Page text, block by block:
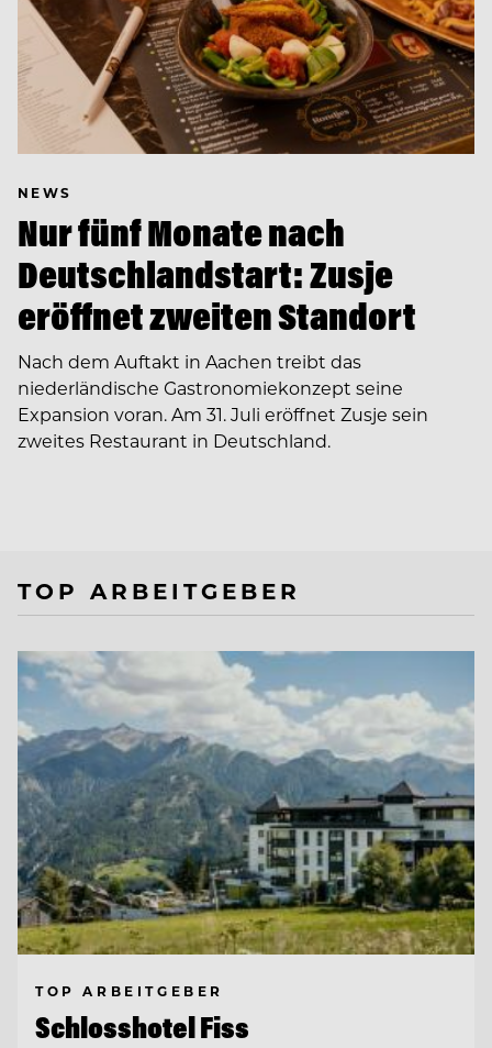
NEWS
Nur fünf Monate nach
Deutschlandstart: Zusje
eröffnet zweiten Standort
Nach dem Auftakt in Aachen treibt das
niederländische Gastronomiekonzept seine
Expansion voran. Am 31. Juli eröffnet Zusje sein
zweites Restaurant in Deutschland.
TOP ARBEITGEBER
TOP ARBEITGEBER
Schlosshotel Fiss